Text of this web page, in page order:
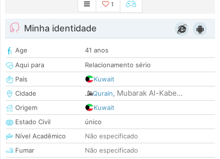
1
Minha identidade
Age
41 anos
Aqui para
Relacionamento sério
País
Kuwait
Cidade
Qurain, Mubarak Al-Kabe...
Origem
Kuwait
Estado Civil
único
Nível Acadêmico
Não especificado
Fumar
Não especificado